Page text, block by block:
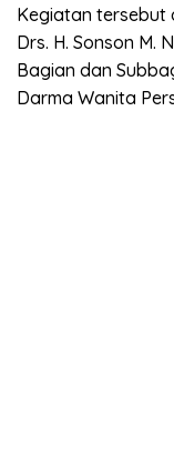
Kegiatan tersebut
Drs. H. Sonson M.
Bagian dan
Darma Wanita